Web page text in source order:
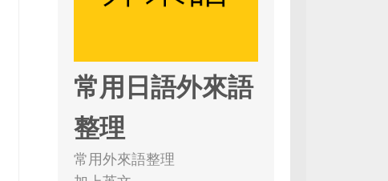
常用日語外來語
整理
常用外來語整理